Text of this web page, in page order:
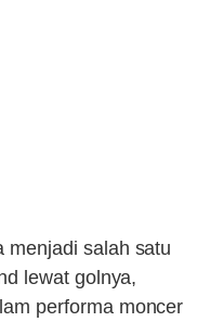
menjadi salah satu
lewat golnya,
performa moncer